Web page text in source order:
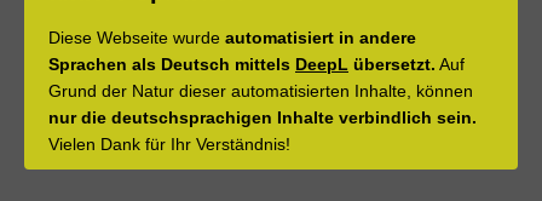
Diese Webseite wurde automatisiert in andere
Sprachen als Deutsch mittels DeepL übersetzt. Auf
Grund der Natur dieser automatisierten Inhalte, können
nur die deutschsprachigen Inhalte verbindlich sein.
Vielen Dank für Ihr Verständnis!